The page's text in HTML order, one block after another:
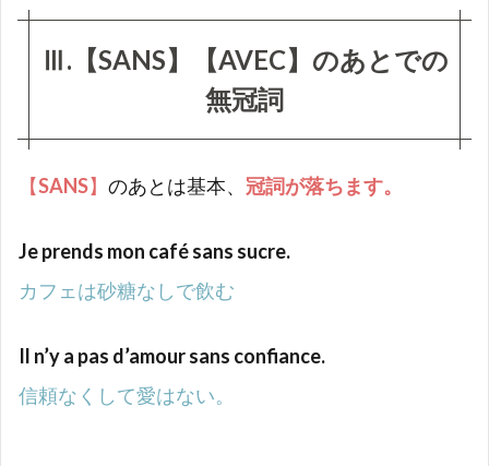
Ⅲ.【SANS】【AVEC】のあとでの
無冠詞
【SANS】 のあとは基本、 冠詞が落ちます。
Je prends mon café sans sucre.
カフェは砂糖なしで飲む
Il n’y a pas d’amour sans confiance.
信頼なくして愛はない。